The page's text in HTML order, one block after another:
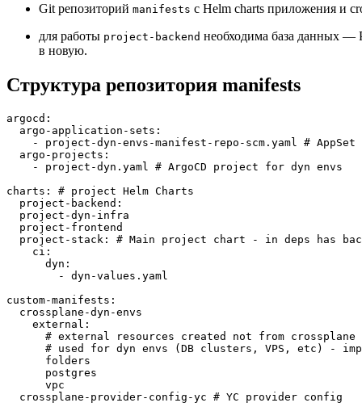
Git репозиторий manifests с Helm charts приложения и
для работы project-backend необходима база данных —
в новую.
Структура репозитория manifests
argocd:
  argo-application-sets:
- project-dyn-envs-manifest-repo-scm.yaml # AppSet
  argo-projects:
    - project-dyn.yaml # ArgoCD project for dyn envs
charts: # project Helm Charts
  project-backend:
  project-dyn-infra
  project-frontend
project-stack: # Main project chart - in deps has
    ci:
      dyn:
        - dyn-values.yaml
custom-manifests:
  crossplane-dyn-envs
    external:
      # external resources created not from crossplane
# used for dyn envs (DB clusters, VPS, etc) -
      folders
      postgres
      vpc
  crossplane-provider-config-yc # YC provider config